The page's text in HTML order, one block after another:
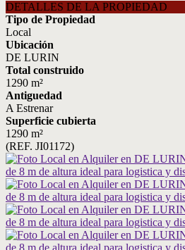
DETALLES DE LA PROPIEDAD
Tipo de Propiedad
Local
Ubicación
DE LURIN
Total construido
1290 m²
Antiguedad
A Estrenar
Superficie cubierta
1290 m²
(REF. JI01172)